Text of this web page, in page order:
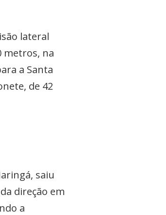
lateral
metros, na
a Santa
de 42
saiu
direção em
a